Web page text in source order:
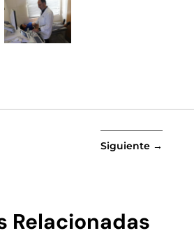
Siguiente →
Relacionadas